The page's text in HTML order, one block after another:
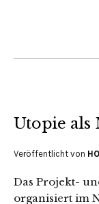
Utopie als
Veröffentlicht von
Das Projekt-
organisiert im